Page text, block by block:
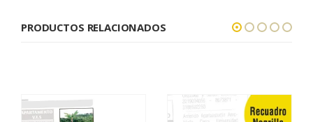
PRODUCTOS RELACIONADOS